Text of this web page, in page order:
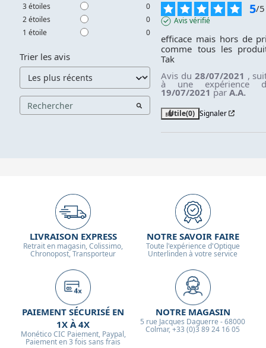
3étoiles
0
2étoiles
0
1 étoile 0
Trier les avis
5/5
Avis vérifié
efficace mais hors de
comme tous les
Tak
Avis du 28/07/2021 ,
à une expérience
19/07/2021 parA.A.
Utile(0) Signaler
LIVRAISON EXPRESS
Retrait en magasin, Colissimo,
Chronopost, Transporteur
NOTRE SAVOIR FAIRE
Toute l'expérience d'Optique
Unterlinden à votre service
PAIEMENT SÉCURISÉ EN
1X À 4X
Monético CIC Paiement, Paypal,
Paiement en 3 fois sans frais
NOTRE MAGASIN
5 rue Jacques Daguerre - 68000
Colmar, +33 (0)3 89 24 16 05